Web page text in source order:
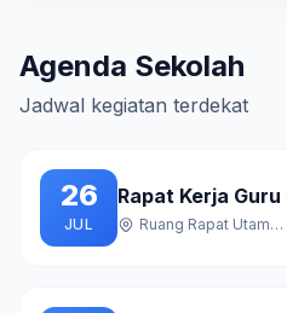
Agenda Sekolah
Jadwal kegiatan terdekat
26
JUL Ruang Rapat Utama Gedung A